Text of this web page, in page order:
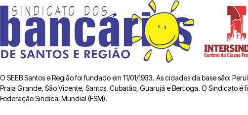
O SEEB Santos e Região foi fundado em 11/01/1933. As cidades da base são:
Praia Grande, São Vicente, Santos, Cubatão, Guarujá e Bertioga. O Sindicato é
Federação Sindical Mundial (FSM).